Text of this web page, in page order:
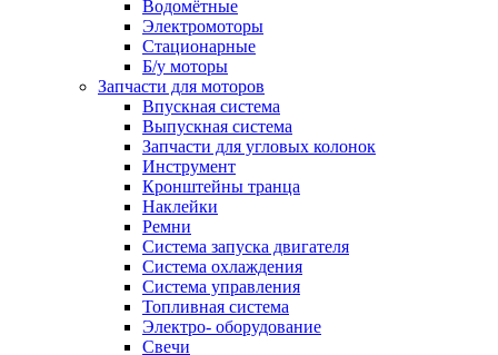
Водомётные
Электромоторы
Стационарные
Б/у моторы
Запчасти для моторов
Впускная система
Выпускная система
Запчасти для угловых колонок
Инструмент
Кронштейны транца
Наклейки
Ремни
Система запуска двигателя
Система охлаждения
Система управления
Топливная система
Электро- оборудование
Свечи